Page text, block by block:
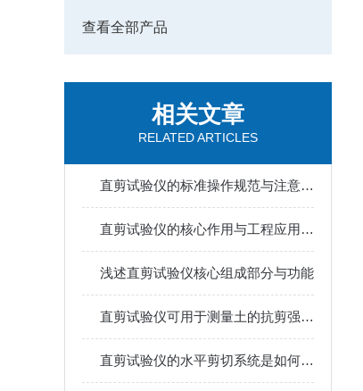
查看全部产品
相关文章
RELATED ARTICLES
直剪试验仪的标准操作规范与注意事项
直剪试验仪的核心作用与工程应用价值
浅述直剪试验仪核心组成部分与功能
直剪试验仪可用于测量土的抗剪强度，具体流程如下
直剪试验仪的水平剪切系统是如何工作的？